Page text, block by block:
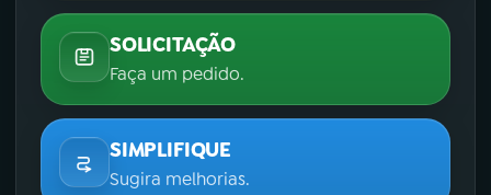
SOLICITAÇÃO
Faça um pedido.
SIMPLIFIQUE
Sugira melhorias.